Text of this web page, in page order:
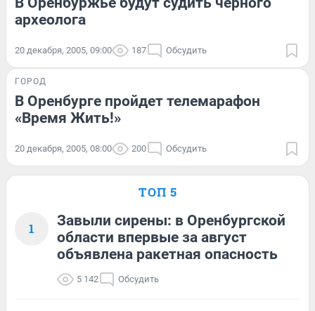
археолога
20 декабря, 2005, 09:00 187 Обсудить
ГОРОД
В Оренбурге пройдет телемарафон
«Время Жить!»
20 декабря, 2005, 08:00 200 Обсудить
ТОП 5
1
Завыли сирены: в Оренбургской
области впервые за август
объявлена ракетная опасность
5 142 Обсудить